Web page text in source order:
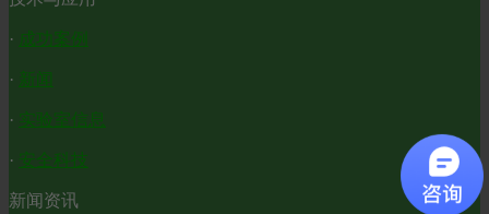
· 成功案例
· 新闻
· 实验室信息
· 安全科技
新闻资讯